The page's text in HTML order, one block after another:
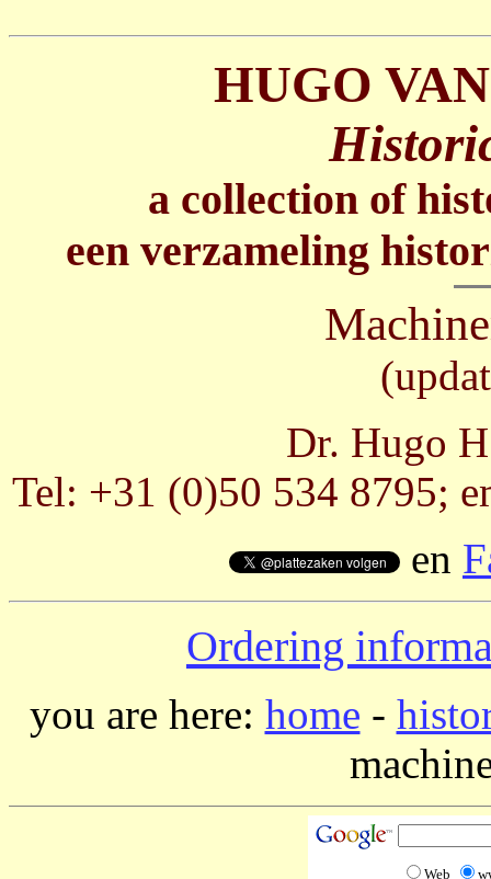
HUGO
a collection of
een verzameling
Dr. Hugo
Tel: +31 (0)50 534 8795;
en
Ordering
you are here: home -
Web